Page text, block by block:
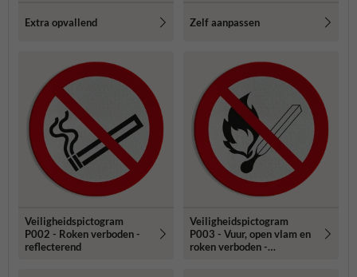
Extra opvallend Zelf aanpassen
Veiligheidspictogram
P002 - Roken verboden -
reflecterend
Veiligheidspictogram
P003 - Vuur, open vlam en
roken verboden -